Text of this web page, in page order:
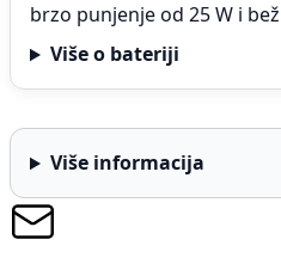
brzo punjenje od 25 W i
Više o bateriji
Više informacija